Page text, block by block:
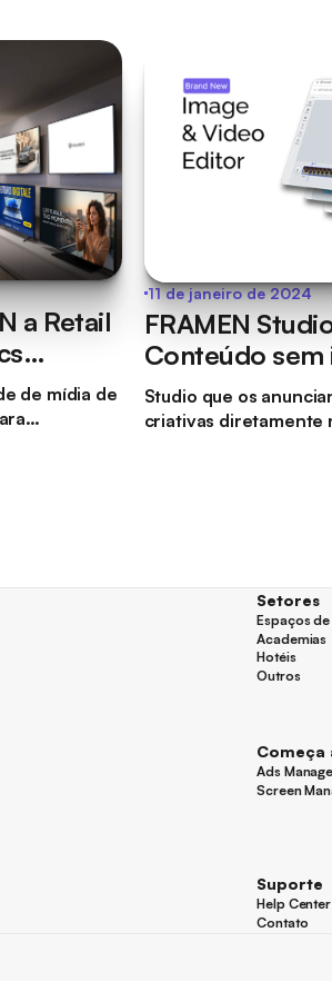
a Retail
de mídia de
11 de janeiro de 2024
FRAMEN Studio novo Studio para
Conteúdo
Studio que os
criativas diretamente
Setores
Espaços
Espaços de
Academias
Academias
Hotéis
Hotéis
Outros
Começa
Ads
Ads
Screen
Suporte
Help Center
Help Center
Contato